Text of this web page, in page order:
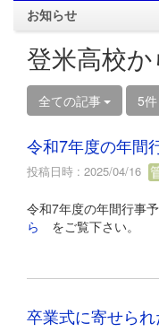
お知らせ
登米高校
全ての記事 5件
令和7年度の年間
投稿日時 : 2025/04/16
令和7年度の年間行事
ら をご覧下さい。
卒業式に寄せら